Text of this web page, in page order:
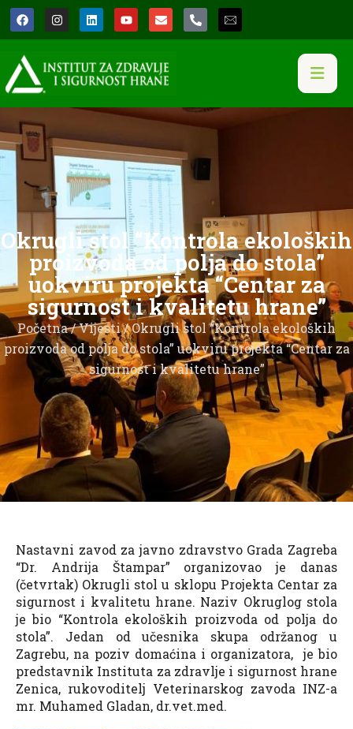
Okrugli stol “Kontrola ekoloških
proizvoda od polja do stola”
uokviru projekta “Centar za
sigurnost i kvalitetu hrane”
Početna/Vijesti/ Okrugli stol “Kontrola ekoloških
proizvoda od polja do stola” uokviru projekta “Centar za
sigurnost i kvalitetu hrane”
Nastavni zavod za javno zdravstvo Grada Zagreba
“Dr. Andrija Štampar” organizovao je danas
(četvrtak) Okrugli stol u sklopu Projekta Centar za
sigurnost i kvalitetu hrane. Naziv Okruglog stola
je bio “Kontrola ekoloških proizvoda od polja do
stola”. Jedan od učesnika skupa održanog u
Zagrebu, na poziv domaćina i organizatora, je bio
predstavnik Instituta za zdravlje i sigurnost hrane
Zenica, rukovoditelj Veterinarskog zavoda INZ-a
mr. Muhamed Gladan, dr.vet.med.